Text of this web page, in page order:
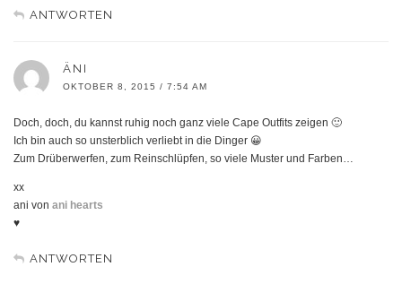
ANTWORTEN
ÄNI
OKTOBER 8, 2015 / 7:54 AM
Doch, doch, du kannst ruhig noch ganz viele Cape Outfits zeigen 🙂
Ich bin auch so unsterblich verliebt in die Dinger 😀
Zum Drüberwerfen, zum Reinschlüpfen, so viele Muster und Farben…
xx
ani von ani hearts
♥
ANTWORTEN